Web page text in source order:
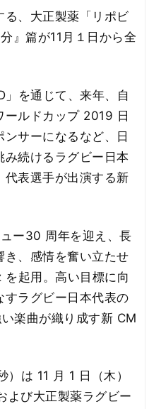
、大正製薬「リポビ
』篇が11月１日から全
を通じて、来年、自
ールドカップ 2019 日
サーになるなど、日
続けるラグビー日本
表選手が出演する新
ー30 周年を迎え、長
、感情を奮い立たせ
を起用。高い目標に向
すラグビー日本代表の
楽曲が織り成す新 CM
は 11 月 1 日（木）
よび大正製薬ラグビー